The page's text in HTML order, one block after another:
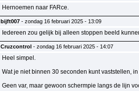
Hernoemen naar FARce.
bijft007 - zondag 16 februari 2025 - 13:09
Iedereen zou gelijk bij alleen stoppen beeld
Cruzcontrol - zondag 16 februari 2025 - 14:07
Heel simpel.
Wat je niet binnen 30 seconden kunt vaststellen,
Geen var, maar gewoon schermpie langs de lijn